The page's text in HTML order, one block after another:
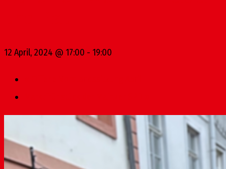
12 April, 2024 @ 17:00 - 19:00